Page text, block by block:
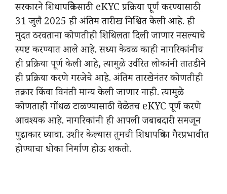
सरकारने शिधापत्रिकेसाठी eKYC प्रक्रिया पूर्ण करण्यासाठी
31 जुलै 2025 ही अंतिम तारीख निश्चित केली आहे. ही
मुदत ठरवताना कोणतीही शिथिलता दिली जाणार नसल्याचे
स्पष्ट करण्यात आले आहे. सध्या केवळ काही नागरिकांनीच
ही प्रक्रिया पूर्ण केली आहे, त्यामुळे उर्वरित लोकांनी तातडीने
ही प्रक्रिया करणे गरजेचे आहे. अंतिम तारखेनंतर कोणतीही
तक्रार किंवा विनंती मान्य केली जाणार नाही. त्यामुळे
कोणताही गोंधळ टाळण्यासाठी वेळेतच eKYC पूर्ण करणे
आवश्यक आहे. नागरिकांनी ही आपली जबाबदारी समजून
पुढाकार घ्यावा. उशीर केल्यास तुमची शिधापत्रिका गैरप्रभावीत
होण्याचा धोका निर्माण होऊ शकतो.